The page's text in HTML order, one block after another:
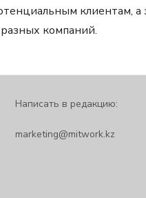
клиентам, а
компаний.
Написать в редакцию:
marketing@mitwork.kz